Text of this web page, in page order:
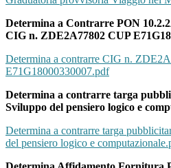
Determina a Contrarre PON
CIG n. ZDE2A77802 CUP
Determina a contrarre CIG n.
E71G18000330007.pdf
Determina a contrarre targa
Sviluppo del pensiero logico e
Determina a contrarre targa
del pensiero logico e